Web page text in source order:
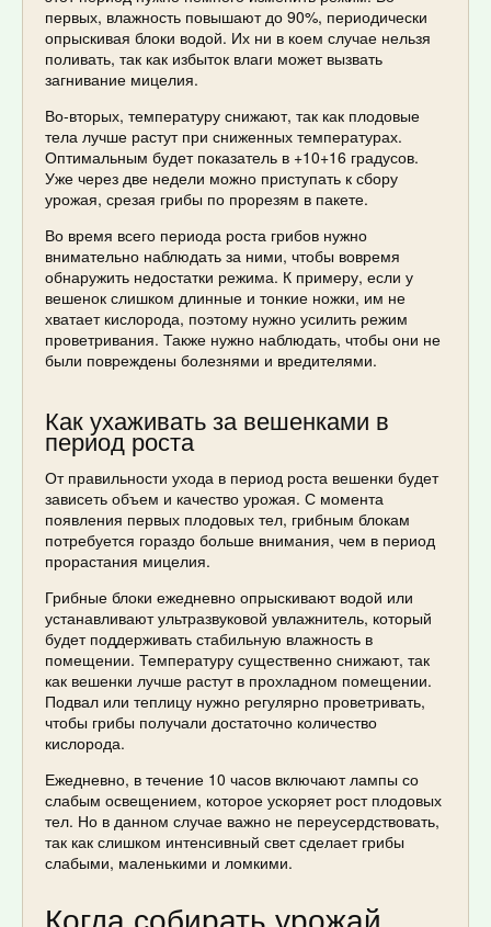
первых, влажность повышают до 90%, периодически
опрыскивая блоки водой. Их ни в коем случае нельзя
поливать, так как избыток влаги может вызвать
загнивание мицелия.
Во-вторых, температуру снижают, так как плодовые
тела лучше растут при сниженных температурах.
Оптимальным будет показатель в +10+16 градусов.
Уже через две недели можно приступать к сбору
урожая, срезая грибы по прорезям в пакете.
Во время всего периода роста грибов нужно
внимательно наблюдать за ними, чтобы вовремя
обнаружить недостатки режима. К примеру, если у
вешенок слишком длинные и тонкие ножки, им не
хватает кислорода, поэтому нужно усилить режим
проветривания. Также нужно наблюдать, чтобы они не
были повреждены болезнями и вредителями.
Как ухаживать за вешенками в
период роста
От правильности ухода в период роста вешенки будет
зависеть объем и качество урожая. С момента
появления первых плодовых тел, грибным блокам
потребуется гораздо больше внимания, чем в период
прорастания мицелия.
Грибные блоки ежедневно опрыскивают водой или
устанавливают ультразвуковой увлажнитель, который
будет поддерживать стабильную влажность в
помещении. Температуру существенно снижают, так
как вешенки лучше растут в прохладном помещении.
Подвал или теплицу нужно регулярно проветривать,
чтобы грибы получали достаточно количество
кислорода.
Ежедневно, в течение 10 часов включают лампы со
слабым освещением, которое ускоряет рост плодовых
тел. Но в данном случае важно не переусердствовать,
так как слишком интенсивный свет сделает грибы
слабыми, маленькими и ломкими.
Когда собирать урожай